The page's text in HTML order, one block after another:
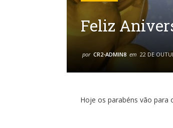
Feliz
por CR2-ADMIN8 em 22 DE
Hoje os parabéns vão para